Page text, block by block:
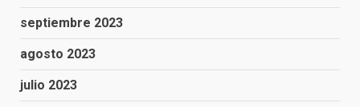
septiembre 2023
agosto 2023
julio 2023